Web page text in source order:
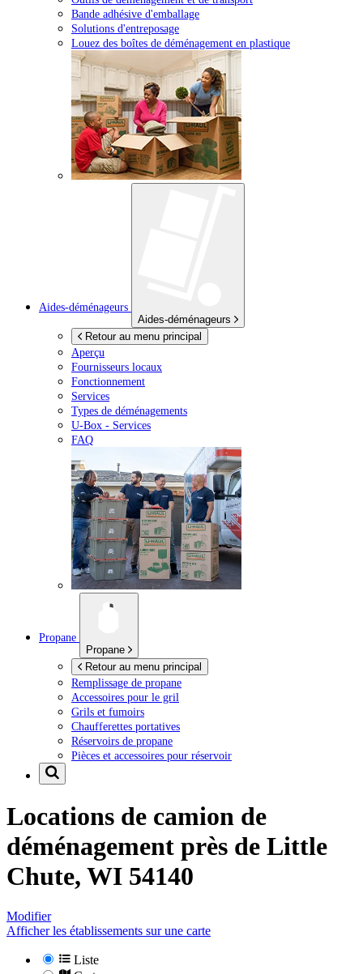
Bande adhésive d'emballage
Solutions d'entreposage
Louez des boîtes de déménagement en plastique
Aides-déménageurs
Aides-déménageurs
Retour au menu principal
Aperçu
Fournisseurs locaux
Fonctionnement
Services
Types de déménagements
U-Box - Services
FAQ
Propane
Propane
Retour au menu principal
Remplissage de propane
Accessoires pour le gril
Grils et fumoirs
Chaufferettes portatives
Réservoirs de propane
Pièces et accessoires pour réservoir
Locations de camion de
déménagement près de Little
Chute, WI 54140
Modifier
Afficher les établissements sur une carte
Liste